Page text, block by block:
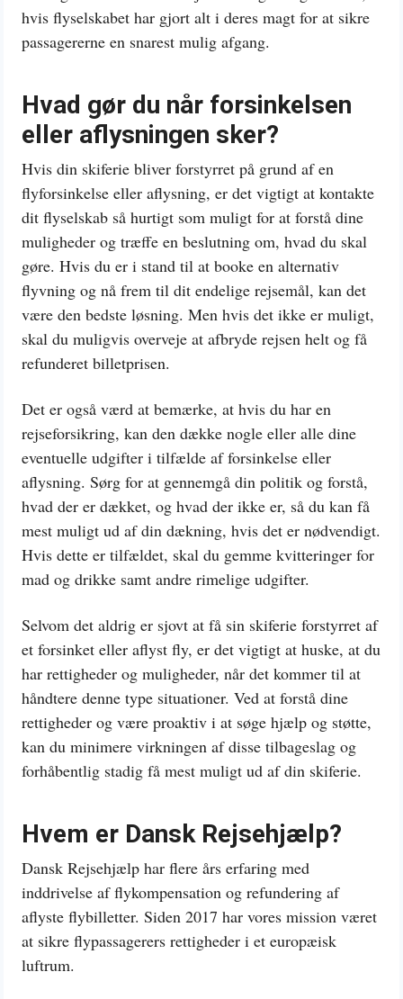
hvis flyselskabet har gjort alt i deres magt for at sikre
passagererne en snarest mulig afgang.
Hvad gør du når forsinkelsen
eller aflysningen sker?
Hvis din skiferie bliver forstyrret på grund af en
flyforsinkelse eller aflysning, er det vigtigt at kontakte
dit flyselskab så hurtigt som muligt for at forstå dine
muligheder og træffe en beslutning om, hvad du skal
gøre. Hvis du er i stand til at booke en alternativ
flyvning og nå frem til dit endelige rejsemål, kan det
være den bedste løsning. Men hvis det ikke er muligt,
skal du muligvis overveje at afbryde rejsen helt og få
refunderet billetprisen.
Det er også værd at bemærke, at hvis du har en
rejseforsikring, kan den dække nogle eller alle dine
eventuelle udgifter i tilfælde af forsinkelse eller
aflysning. Sørg for at gennemgå din politik og forstå,
hvad der er dækket, og hvad der ikke er, så du kan få
mest muligt ud af din dækning, hvis det er nødvendigt.
Hvis dette er tilfældet, skal du gemme kvitteringer for
mad og drikke samt andre rimelige udgifter.
Selvom det aldrig er sjovt at få sin skiferie forstyrret af
et forsinket eller aflyst fly, er det vigtigt at huske, at du
har rettigheder og muligheder, når det kommer til at
håndtere denne type situationer. Ved at forstå dine
rettigheder og være proaktiv i at søge hjælp og støtte,
kan du minimere virkningen af disse tilbageslag og
forhåbentlig stadig få mest muligt ud af din skiferie.
Hvem er Dansk Rejsehjælp?
Dansk Rejsehjælp har flere års erfaring med
inddrivelse af flykompensation og refundering af
aflyste flybilletter. Siden 2017 har vores mission været
at sikre flypassagerers rettigheder i et europæisk
luftrum.